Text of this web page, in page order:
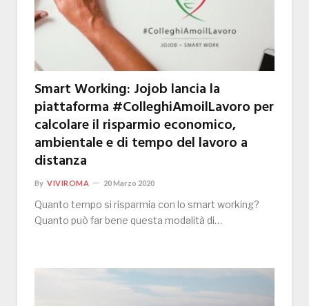
Smart Working: Jojob lancia la
piattaforma #ColleghiAmoilLavoro per
calcolare il risparmio economico,
ambientale e di tempo del lavoro a
distanza
By VIVIROMA 20 Marzo 2020
Quanto tempo si risparmia con lo smart working?
Quanto può far bene questa modalità di…